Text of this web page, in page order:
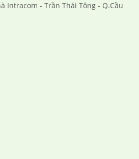
Intracom - Trần Thái Tông - Q.Cầu